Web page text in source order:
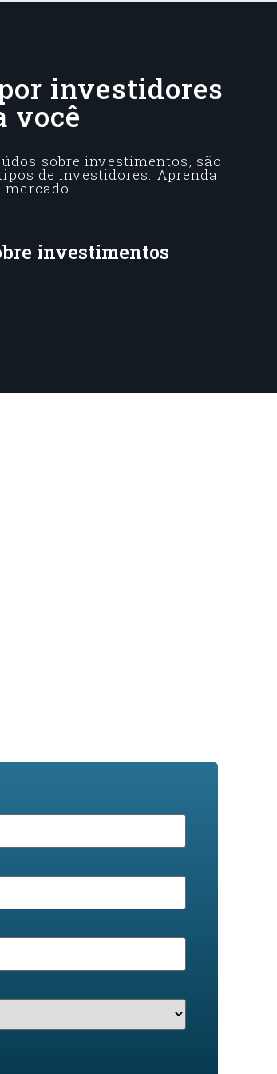
investidores
você
sobre investimentos, são
de investidores. Aprenda
investimentos